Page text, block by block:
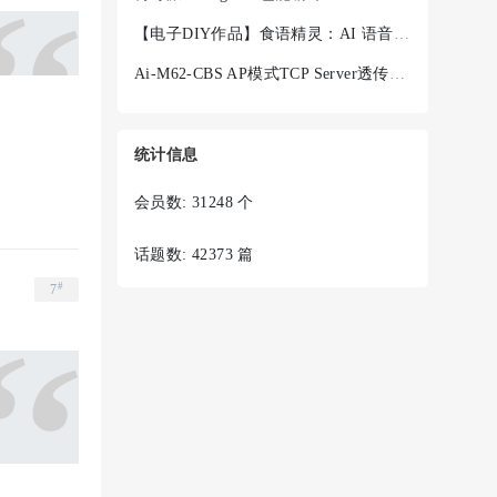
7#
【电子DIY作品】食语精灵：AI 语音菜谱终端 + Ai-WV02-32S
Ai-M62-CBS AP模式TCP Server透传失败
统计信息
会员数: 31248 个
话题数: 42373 篇